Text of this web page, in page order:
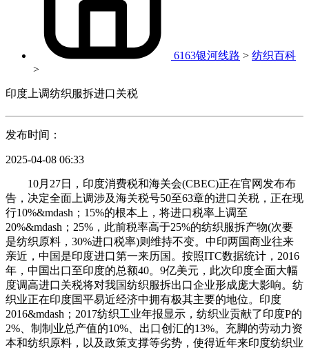
6163银河线路 > 纺织百科
>
印度上调纺织服拆进口关税
发布时间：
2025-04-08 06:33
10月27日，印度消费税和海关会(CBEC)正在官网发布布
告，决定全面上调涉及海关税号50至63章的进口关税，正在现
行10%&mdash；15%的根本上，将进口税率上调至
20%&mdash；25%，此前税率高于25%的纺织服拆产物(次要
是纺织原料，30%进口税率)则维持不变。中印两国商业往来
亲近，中国是印度进口第一来历国。按照ITC数据统计，2016
年，中国出口至印度的总额40。9亿美元，此次印度全面大幅
度调高进口关税将对我国纺织服拆出口企业形成庞大影响。纺
织业正在印度国平易近经济中拥有极其主要的地位。印度
2016&mdash；2017纺织工业年报显示，纺织业贡献了印度P的
2%、制制业总产值的10%、出口创汇的13%。充脚的劳动力资
本和纺织原料，以及政策支撑等劣势，使得近年来印度纺织业